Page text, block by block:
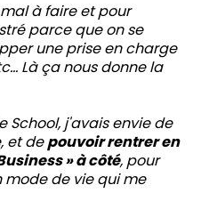
à faire et pour
parce que on se
une prise en charge
Là ça nous donne la
School, j'avais envie de
et depouvoir rentrer en
» à côté, pour
mode de vie qui me